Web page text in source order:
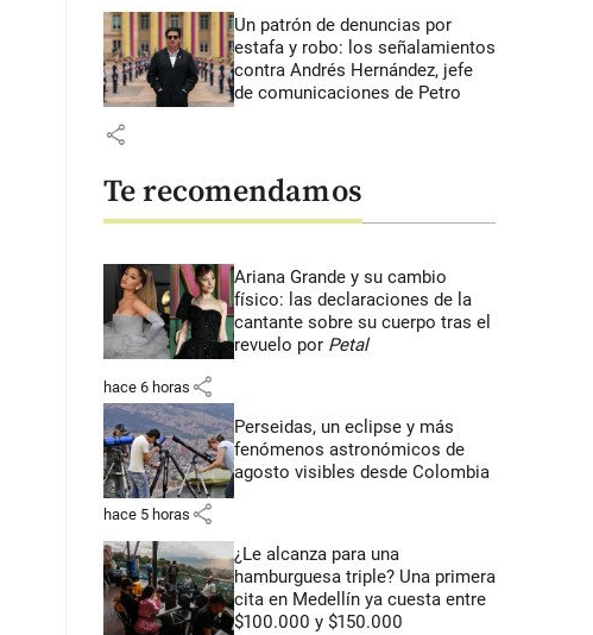
Un patrón de denuncias por
estafa y robo: los señalamientos
contra Andrés Hernández, jefe
de comunicaciones de Petro
share
Te recomendamos
Ariana Grande y su cambio
físico: las declaraciones de la
cantante sobre su cuerpo tras el
revuelo por Petal
hace 6 horas share
Perseidas, un eclipse y más
fenómenos astronómicos de
agosto visibles desde Colombia
hace 5 horas share
¿Le alcanza para una
hamburguesa triple? Una primera
cita en Medellín ya cuesta entre
$100.000 y $150.000